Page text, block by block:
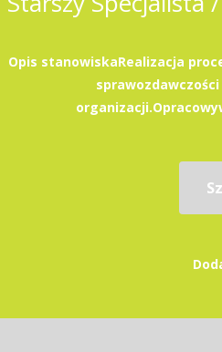
Opis stanowiskaRealizacja